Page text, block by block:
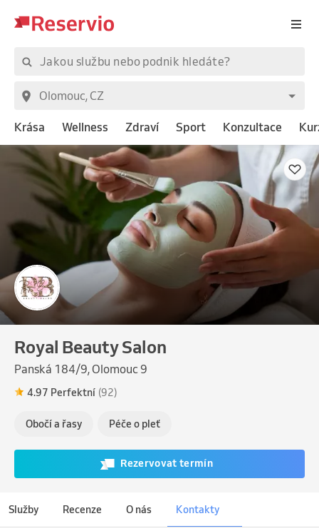
Krása Wellness Zdraví Sport Konzultace
Royal Beauty Salon
Panská 184/9, Olomouc 9
4.97 Perfektní (92)
Obočí a řasy Péče o pleť
Rezervovat termín
Služby Recenze O nás Kontakty